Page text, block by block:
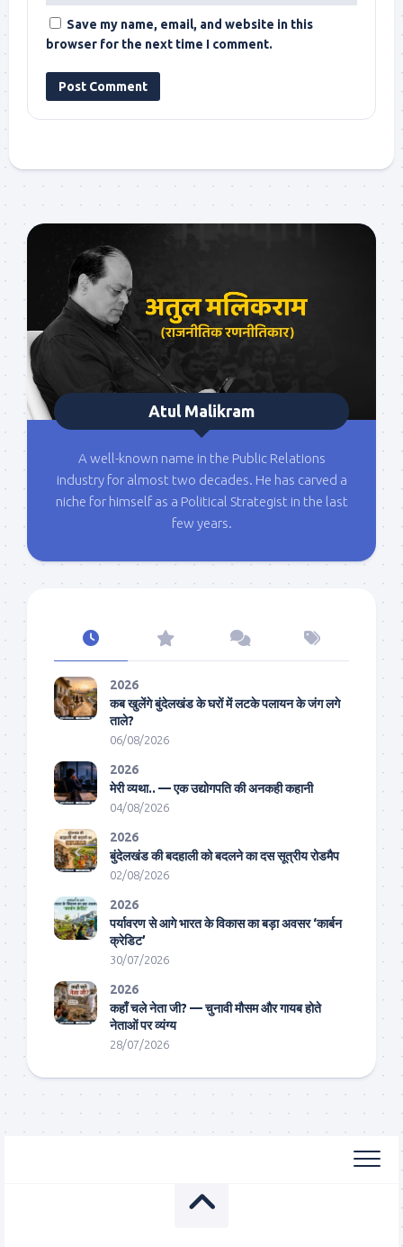
Save my name, email, and website in this
browser for the next time I comment.
Atul Malikram
A well-known name in the Public Relations
industry for almost two decades. He has carved a
niche for himself as a Political Strategist in the last
few years.
2026
कब खुलेंगे बुंदेलखंड के घरों में लटके पलायन के जंग लगे
ताले?
06/08/2026
2026
मेरी व्यथा.. — एक उद्योगपति की अनकही कहानी
04/08/2026
2026
बुंदेलखंड की बदहाली को बदलने का दस सूत्रीय रोडमैप
02/08/2026
2026
पर्यावरण से आगे भारत के विकास का बड़ा अवसर ‘कार्बन
क्रेडिट’
30/07/2026
2026
कहाँ चले नेता जी? — चुनावी मौसम और गायब होते
नेताओं पर व्यंग्य
28/07/2026